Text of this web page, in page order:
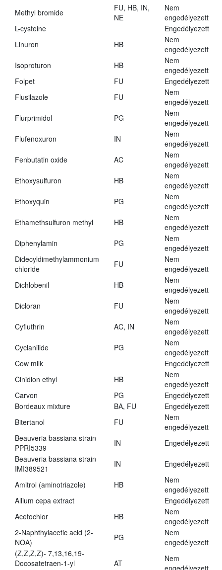
Methyl bromide
FU, HB, IN,
NE
Nem
engedélyezett
L-cysteine
Engedélyezett
Linuron
HB
Nem
engedélyezett
Isoproturon
HB
Nem
engedélyezett
Folpet
FU
Engedélyezett
Flusilazole
FU
Nem
engedélyezett
Flurprimidol
PG
Nem
engedélyezett
Flufenoxuron
IN
Nem
engedélyezett
Fenbutatin oxide
AC
Nem
engedélyezett
Ethoxysulfuron
HB
Nem
engedélyezett
Ethoxyquin
PG
Nem
engedélyezett
Ethamethsulfuron methyl
HB
Nem
engedélyezett
Diphenylamin
PG
Nem
engedélyezett
Didecyldimethylammonium
chloride
FU
Nem
engedélyezett
Dichlobenil
HB
Nem
engedélyezett
Dicloran
FU
Nem
engedélyezett
Cyfluthrin
AC, IN
Nem
engedélyezett
Cyclanilide
PG
Nem
engedélyezett
Cow milk
Engedélyezett
Cinidion ethyl
HB
Nem
engedélyezett
Carvon
PG
Engedélyezett
Bordeaux mixture
BA, FU
Engedélyezett
Bitertanol
FU
Nem
engedélyezett
Beauveria bassiana strain
PPRI5339
IN
Engedélyezett
Beauveria bassiana strain
IMI389521
IN Engedélyezett
Amitrol (aminotriazole) HB
Nem
engedélyezett
Allium cepa extract
Engedélyezett
Acetochlor
HB
Nem
engedélyezett
2-Naphthylacetic acid (2-
NOA)
PG
Nem
engedélyezett
(Z,Z,Z,Z)- 7,13,16,19-
Docosatetraen-1-yl
AT
Nem